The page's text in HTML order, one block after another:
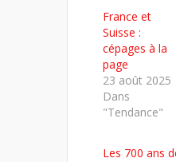
une
nouvelle
fenêtre)
France et
Suisse :
cépages à la
page
23 août 2025
Dans
"Tendance"
Les 700 ans